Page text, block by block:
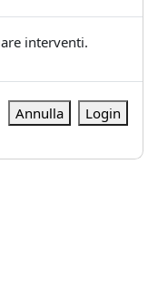
interventi.
Annulla Login